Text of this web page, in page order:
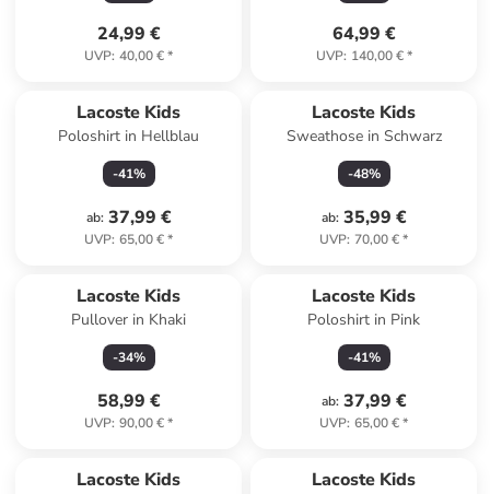
24,99 €
UVP: 40,00 €*
64,99 €
UVP: 140,00 €*
Lacoste Kids
Poloshirt in Hellblau
-41%
ab: 37,99 €
UVP: 65,00 €*
Lacoste Kids
Sweathose in Schwarz
-48%
ab: 35,99 €
UVP: 70,00 €*
Lacoste Kids
Pullover in Khaki
-34%
58,99 €
UVP: 90,00 €*
Lacoste Kids
Poloshirt in Pink
-41%
ab: 37,99 €
UVP: 65,00 €*
Lacoste Kids Lacoste Kids